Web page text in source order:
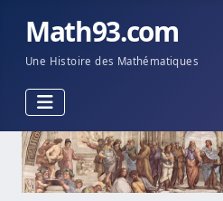
Math93.com
Une Histoire des Mathématiques